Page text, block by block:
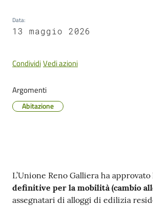
Trasparente
gli
Data:
13 maggio 2026
CondividiVedi azioni
Argomenti
Abitazione
Contenuto
L’Unione Reno Galliera ha approvato
definitive per la mobilità (cambio
assegnatari di alloggi di edilizia